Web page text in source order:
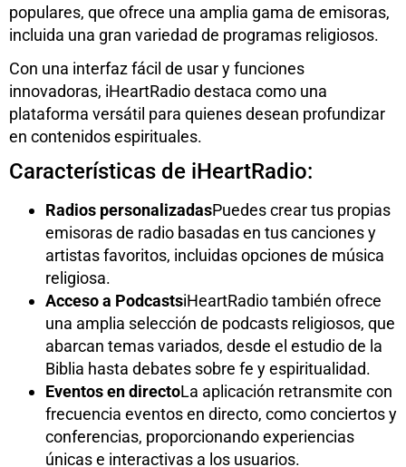
populares, que ofrece una amplia gama de emisoras,
incluida una gran variedad de programas religiosos.
Con una interfaz fácil de usar y funciones
innovadoras, iHeartRadio destaca como una
plataforma versátil para quienes desean profundizar
en contenidos espirituales.
Características de iHeartRadio:
Radios personalizadasPuedes crear tus propias
emisoras de radio basadas en tus canciones y
artistas favoritos, incluidas opciones de música
religiosa.
Acceso a PodcastsiHeartRadio también ofrece
una amplia selección de podcasts religiosos, que
abarcan temas variados, desde el estudio de la
Biblia hasta debates sobre fe y espiritualidad.
Eventos en directoLa aplicación retransmite con
frecuencia eventos en directo, como conciertos y
conferencias, proporcionando experiencias
únicas e interactivas a los usuarios.